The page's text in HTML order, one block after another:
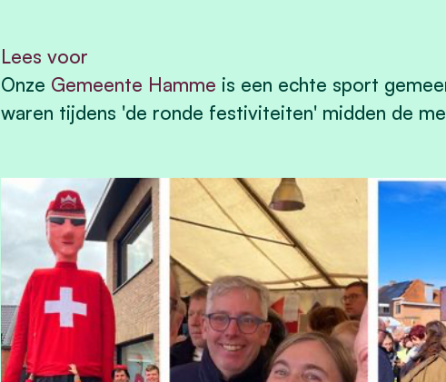
Lees voor
Onze Gemeente Hamme is een echte sport
waren tijdens 'de ronde festiviteiten' midden de